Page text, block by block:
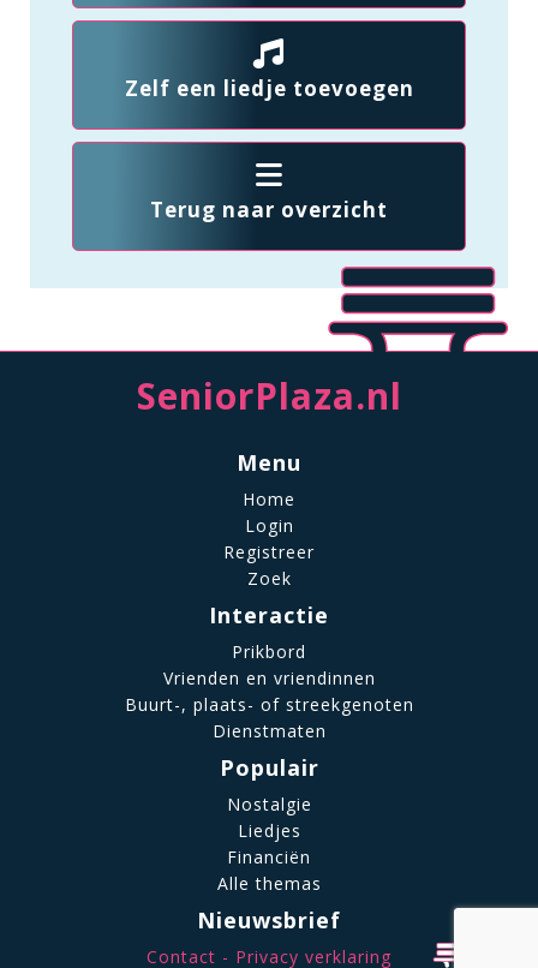
Zelf een liedje toevoegen
Terug naar overzicht
SeniorPlaza.nl
Menu
Home
Login
Registreer
Zoek
Interactie
Prikbord
Vrienden en vriendinnen
Buurt-, plaats- of streekgenoten
Dienstmaten
Populair
Nostalgie
Liedjes
Financiën
Alle themas
Nieuwsbrief
Contact Privacy verklaring